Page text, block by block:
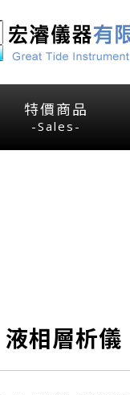
特價商品
-Sales-
液相層析儀